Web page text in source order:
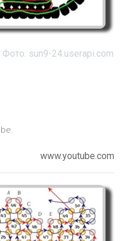
Фото: sun9-24.userapi.com
www.youtube.com